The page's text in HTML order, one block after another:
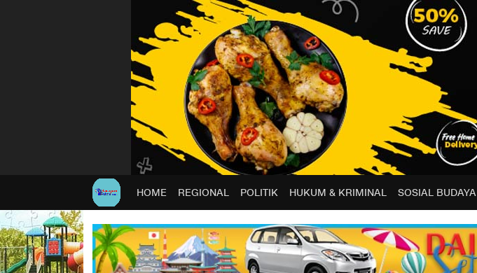
HOME REGIONAL POLITIK HUKUM & KRIMINAL SOSIAL BUDAYA